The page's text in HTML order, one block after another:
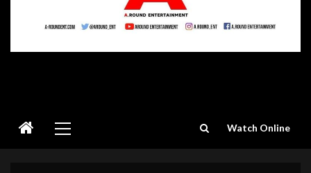
Menu
Watch Online